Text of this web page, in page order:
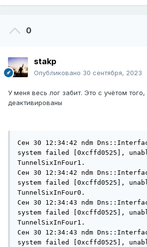
0
stakp
Опубликовано 30 сентября, 2023
У меня весь лог забит. Это с учётом того,
деактивированы
Сен 30 12:34:42 ndm
system failed [0xcffd0525],
TunnelSixInFour1.
Сен 30 12:34:42 ndm
system failed [0xcffd0525],
TunnelSixInFour0.
Сен 30 12:34:43 ndm
system failed [0xcffd0525],
TunnelSixInFour1.
Сен 30 12:34:43 ndm
system failed [0xcffd0525],